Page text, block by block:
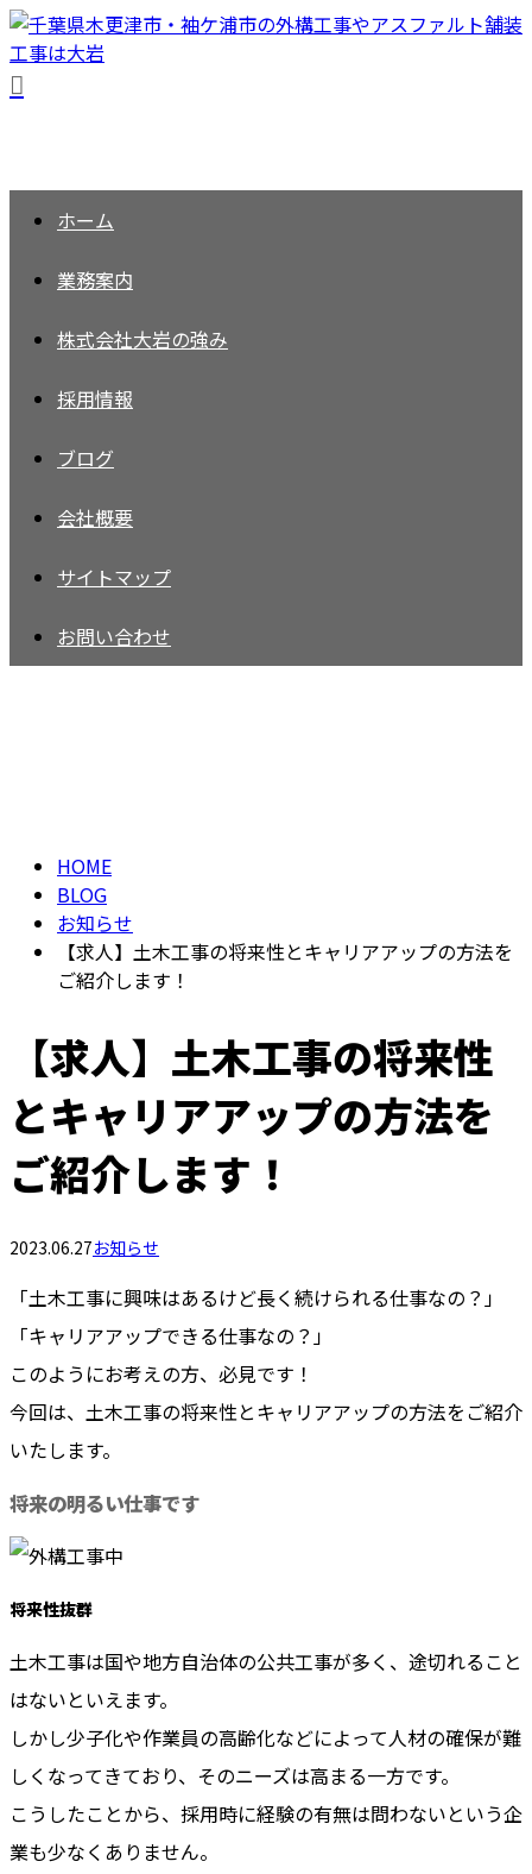
ホーム
業務案内
株式会社大岩の強み
採用情報
ブログ
会社概要
サイトマップ
お問い合わせ
HOME
BLOG
お知らせ
【求人】土木工事の将来性とキャリアアップの方法を
ご紹介します！
【求人】土木工事の将来性
とキャリアアップの方法を
ご紹介します！
2023.06.27お知らせ
「土木工事に興味はあるけど長く続けられる仕事なの？」
「キャリアアップできる仕事なの？」
このようにお考えの方、必見です！
今回は、土木工事の将来性とキャリアアップの方法をご紹介
いたします。
将来の明るい仕事です
将来性抜群
土木工事は国や地方自治体の公共工事が多く、途切れること
はないといえます。
しかし少子化や作業員の高齢化などによって人材の確保が難
しくなってきており、そのニーズは高まる一方です。
こうしたことから、採用時に経験の有無は問わないという企
業も少なくありません。